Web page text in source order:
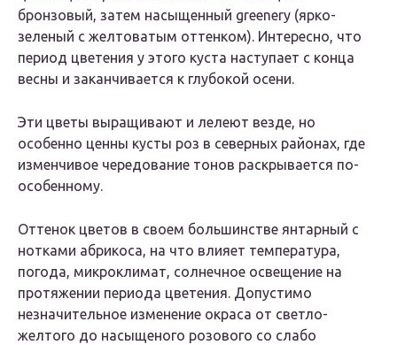
бронзовый, затем насыщенный greenery (ярко-
зеленый с желтоватым оттенком). Интересно, что
период цветения у этого куста наступает с конца
весны и заканчивается к глубокой осени.
Эти цветы выращивают и лелеют везде, но
особенно ценны кусты роз в северных районах, где
изменчивое чередование тонов раскрывается по-
особенному.
Оттенок цветов в своем большинстве янтарный с
нотками абрикоса, на что влияет температура,
погода, микроклимат, солнечное освещение на
протяжении периода цветения. Допустимо
незначительное изменение окраса от светло-
желтого до насыщеного розового со слабо